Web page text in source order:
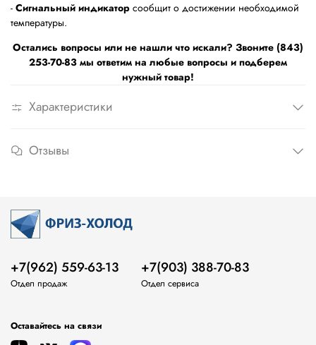
- Сигнальный индикатор сообщит о достижении необходимой
температуры.
Остались вопросы или не нашли что искали? Звоните (843)
253-70-83 мы ответим на любые вопросы и подберем
нужный товар!
Характеристики
Отзывы
+7(962) 559-63-13
Отдел продаж
+7(903) 388-70-83
Отдел сервиса
Оставайтесь на связи